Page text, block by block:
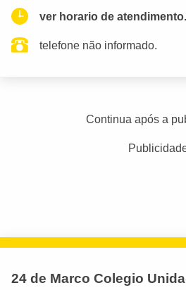
ver horario de atendimento.
telefone não informado.
Continua após a
24 de Marco Colegio